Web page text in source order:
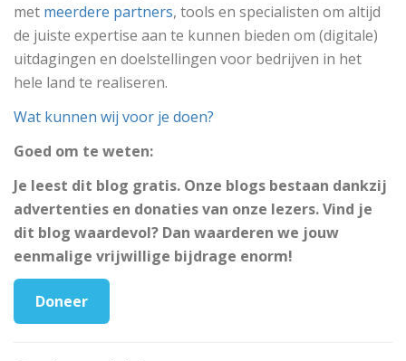
met meerdere partners, tools en specialisten om altijd
de juiste expertise aan te kunnen bieden om (digitale)
uitdagingen en doelstellingen voor bedrijven in het
hele land te realiseren.
Wat kunnen wij voor je doen?
Goed om te weten:
Je leest dit blog gratis. Onze blogs bestaan dankzij
advertenties en donaties van onze lezers. Vind je
dit blog waardevol? Dan waarderen we jouw
eenmalige vrijwillige bijdrage enorm!
Doneer